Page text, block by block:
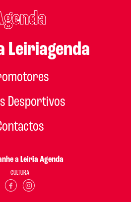
Leiriagenda
Desportivos
a Leiria Agenda
CULTURA